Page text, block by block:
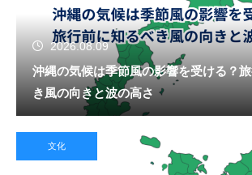
2026.08.09
沖縄の気候は季節風の影響を受ける？
き風の向きと波の高さ
文化